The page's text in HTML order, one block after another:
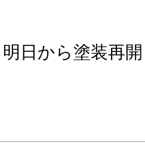
日から塗装再